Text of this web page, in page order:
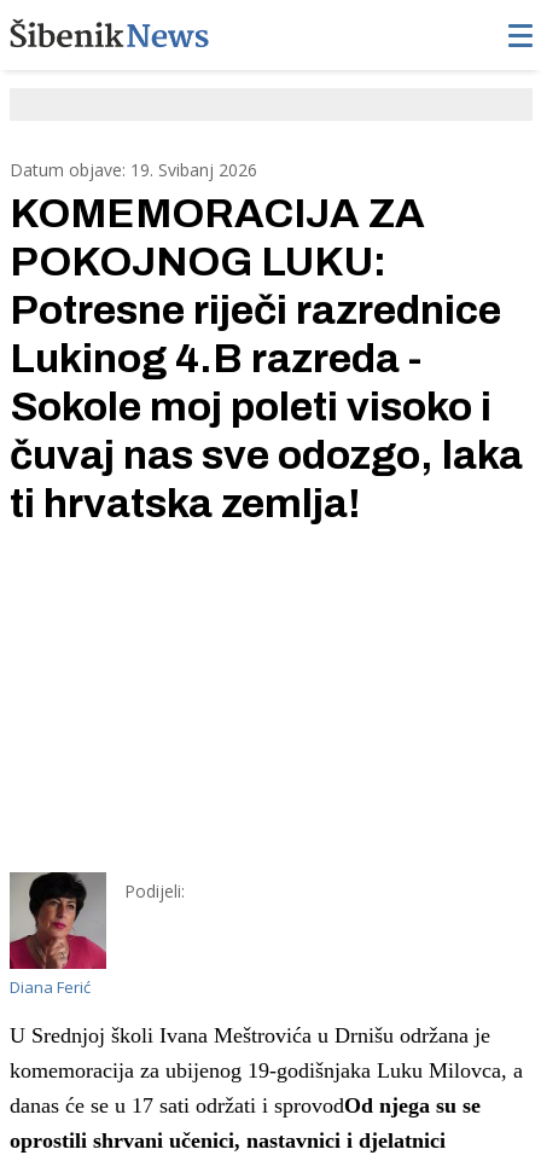
Datum objave: 19. Svibanj 2026
KOMEMORACIJA ZA
POKOJNOG LUKU:
Potresne riječi razrednice
Lukinog 4.B razreda -
Sokole moj poleti visoko i
čuvaj nas sve odozgo, laka
ti hrvatska zemlja!
Diana Ferić
Podijeli:
U Srednjoj školi Ivana Meštrovića u Drnišu održana je
komemoracija za ubijenog 19-godišnjaka Luku Milovca, a
danas će se u 17 sati održati i sprovodOd njega su se
oprostili shrvani učenici, nastavnici i djelatnici